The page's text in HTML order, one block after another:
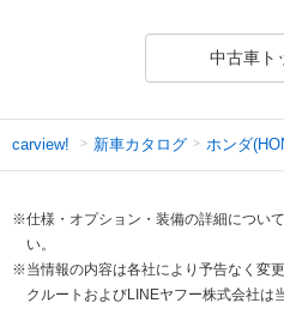
中古車ト
carview! 新車カタログ ホンダ
※仕様・オプション・装備の詳細につい
い。
※当情報の内容は各社により予告なく変
クルートおよびLINEヤフー株式会社は